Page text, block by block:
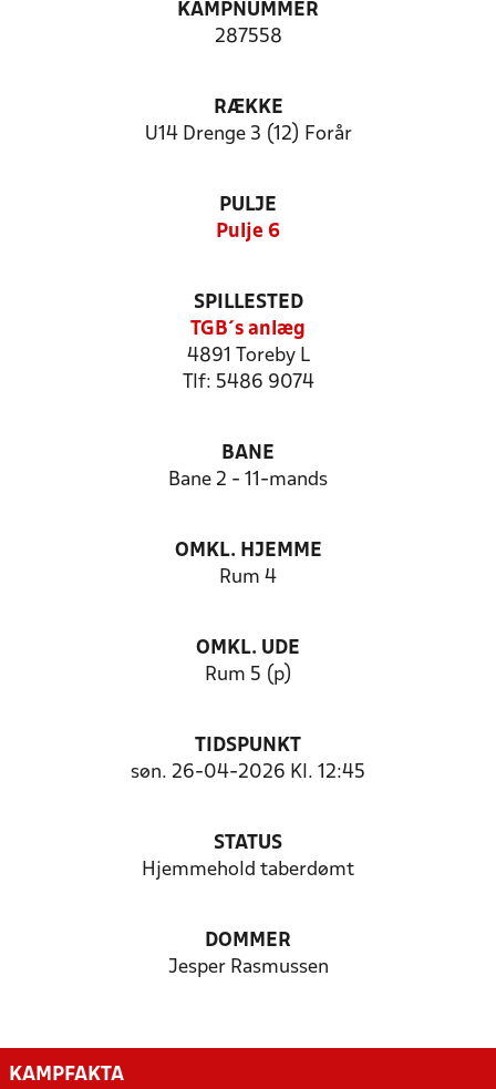
KAMPNUMMER
287558
RÆKKE
U14 Drenge 3 (12) Forår
PULJE
Pulje 6
SPILLESTED
TGB´s anlæg
4891 Toreby L
Tlf: 5486 9074
BANE
Bane 2 - 11-mands
OMKL. HJEMME
Rum 4
OMKL. UDE
Rum 5 (p)
TIDSPUNKT
søn. 26-04-2026 Kl. 12:45
STATUS
Hjemmehold taberdømt
DOMMER
Jesper Rasmussen
KAMPFAKTA